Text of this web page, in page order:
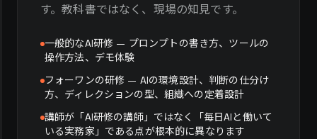
す。教科書ではなく、現場の知見です。
一般的なAI研修 — プロンプトの書き方、ツールの
操作方法、デモ体験
フォーワンの研修 — AIの環境設計、判断の仕分け
方、ディレクションの型、組織への定着設計
講師が「AI研修の講師」ではなく「毎日AIと働いて
いる実務家」である点が根本的に異なります